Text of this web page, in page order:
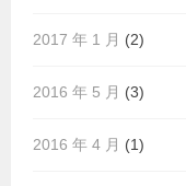
2017 年 1 月 (2)
2016 年 5 月 (3)
2016 年 4 月 (1)